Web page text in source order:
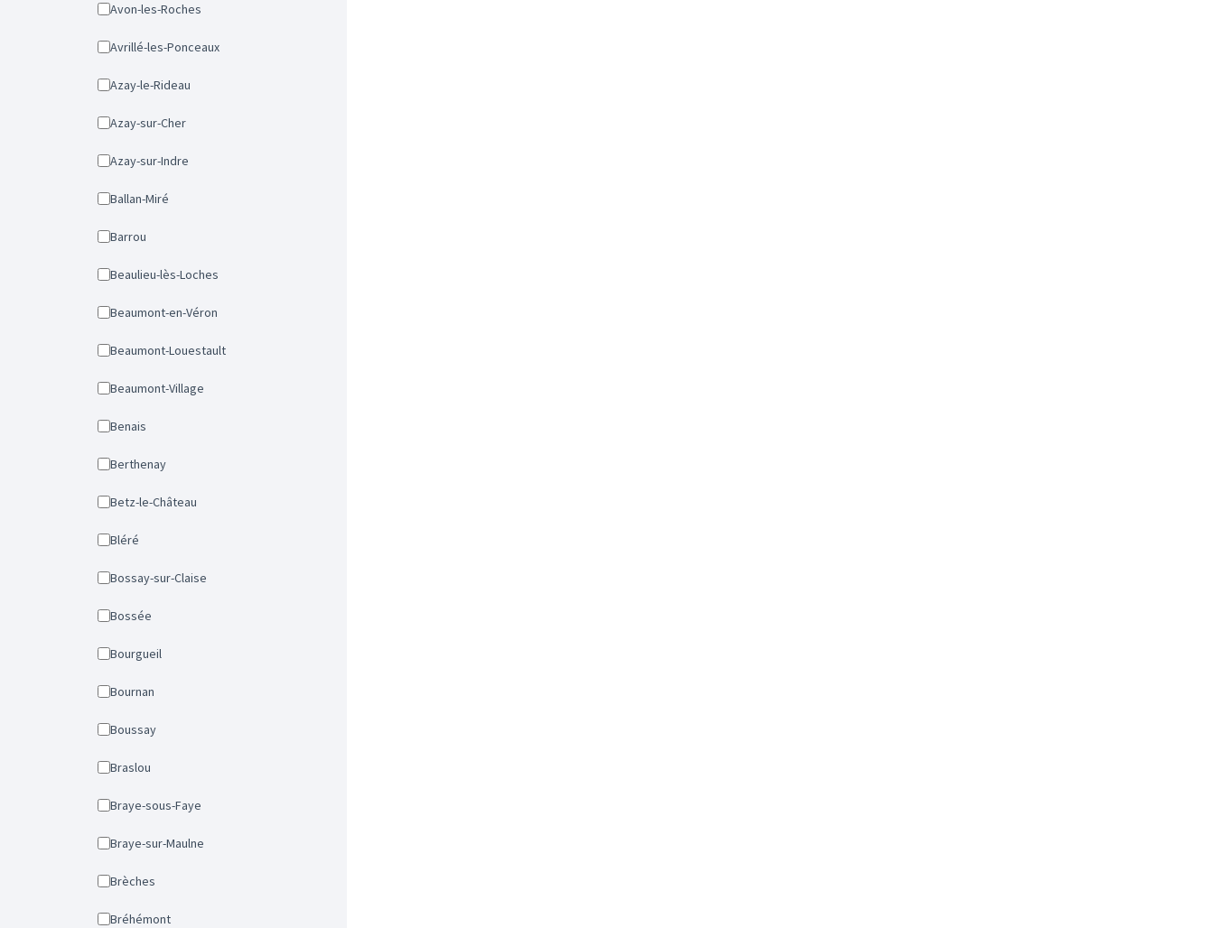
Avon-les-Roches
Avrillé-les-Ponceaux
Azay-le-Rideau
Azay-sur-Cher
Azay-sur-Indre
Ballan-Miré
Barrou
Beaulieu-lès-Loches
Beaumont-en-Véron
Beaumont-Louestault
Beaumont-Village
Benais
Berthenay
Betz-le-Château
Bléré
Bossay-sur-Claise
Bossée
Bourgueil
Bournan
Boussay
Braslou
Braye-sous-Faye
Braye-sur-Maulne
Brèches
Bréhémont